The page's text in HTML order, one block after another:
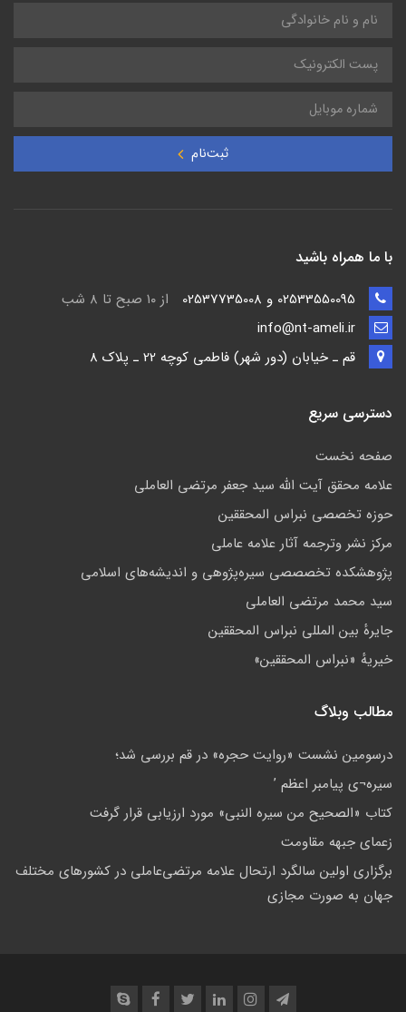
ثبت‌نام
با ما همراه باشید
از ۱۰ صبح تا ۸ شب
قم ـ خيابان (دور شهر) فاطمي كوچه 22 ـ پلاک 8
دسترسی سریع
صفحه نخست
علامه محقق آیت الله سید جعفر مرتضی العاملی
حوزه تخصصی نبراس المحققین
مركز نشر وترجمه آثار علامه عاملی
پژوهشكده تخصصصى سیره‌پژوهی و اندیشه‌های اسلامی
سید محمد مرتضی العاملی
جايرهٔ بین المللی نبراس المحققین
خيريهٔ «نبراس المحققين»
مطالب وبلاگ
درسومین نشست «روایت حجره» در قم بررسی شد؛
سيره¬ى پيامبر اعظم ’
کتاب «الصحیح من سیره النبی» مورد ارزیابی قرار گرفت
زعمای جبهه مقاومت
برگزاری اولین سالگرد ارتحال علامه مرتضی‌عاملی در کشورهای مختلف
جهان به صورت مجازی